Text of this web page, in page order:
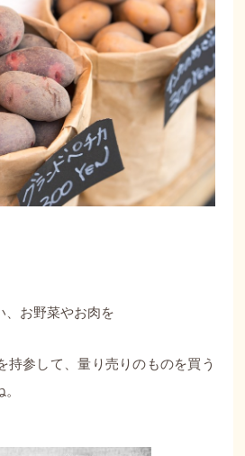
、お野菜やお肉を
持参して、量り売りのものを買う